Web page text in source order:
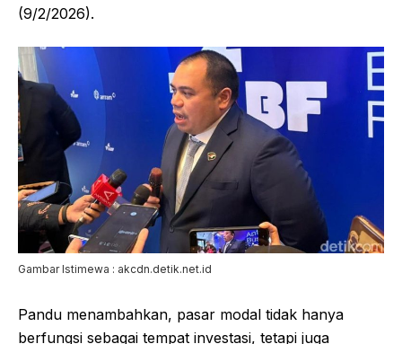
(9/2/2026).
Gambar Istimewa : akcdn.detik.net.id
Pandu menambahkan, pasar modal tidak hanya
berfungsi sebagai tempat investasi, tetapi juga